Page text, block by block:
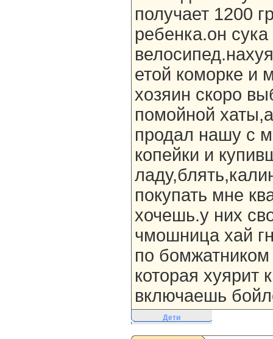
получает 1200
ребенка.он
етой коморке и
хозяин скоро
помойной
продал нашу с
копейки и
покупать мне
хочешь.у них
чмошница хай
по
которая хуярит
включаешь
Дети